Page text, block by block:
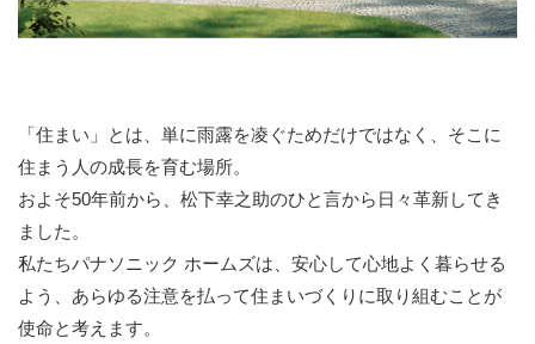
「住まい」とは、単に雨露を凌ぐためだけではなく、そこに
住まう人の成長を育む場所。
およそ50年前から、松下幸之助のひと言から日々革新してき
ました。
私たちパナソニック ホームズは、安心して心地よく暮らせる
よう、あらゆる注意を払って住まいづくりに取り組むことが
使命と考えます。